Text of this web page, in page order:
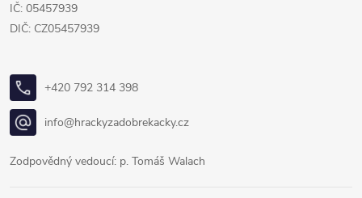
IČ: 05457939
DIČ: CZ05457939
+420 792 314 398
info@hrackyzadobrekacky.cz
Zodpovědný vedoucí: p. Tomáš Walach